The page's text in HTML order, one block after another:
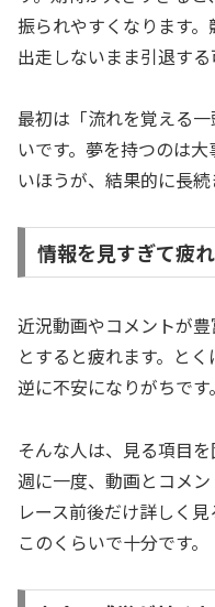
振られやすくなります
出走しないまま引退する
最初は「流れを覚える
いです。夢を持つのは
いほうが、結果的に長続
情報を見すぎて疲
近況動画やコメントが
とすると疲れます。と
逆に不安になりがちです。
そんな人は、見る項目を
週に一度、動画とコメン
レース前後だけ詳しく見
このくらいで十分です。